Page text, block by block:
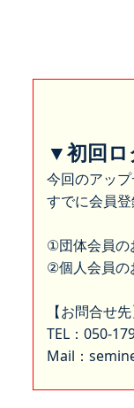
▼初回ロ
今回のアッ
すでに会員
①団体会員の
②個人会員の
【お問合せ先
TEL：050-
Mail：